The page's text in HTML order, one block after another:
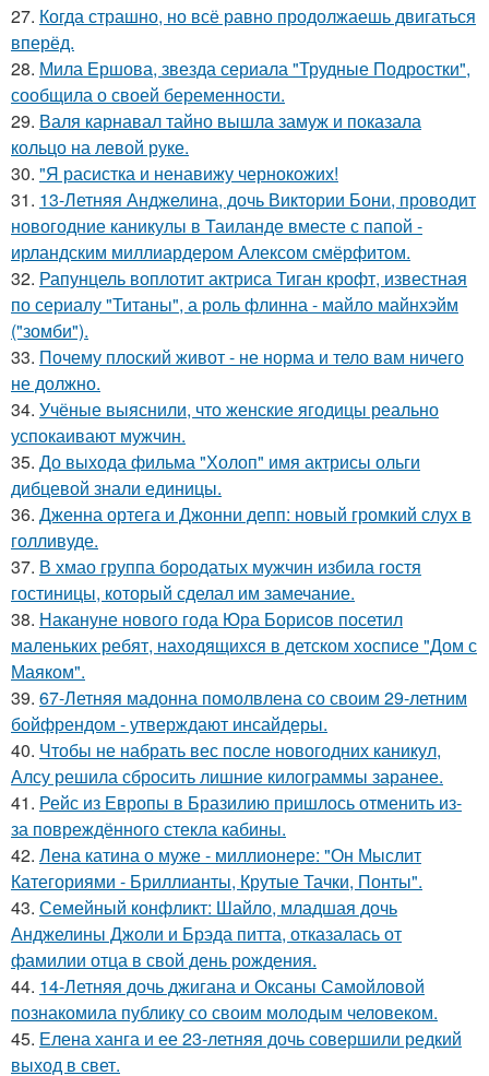
27. Когда страшно, но всё равно продолжаешь двигаться
вперёд.
28. Мила Ершова, звезда сериала "Трудные Подростки",
сообщила о своей беременности.
29. Валя карнавал тайно вышла замуж и показала
кольцо на левой руке.
30. "Я расистка и ненавижу чернокожих!
31. 13-Летняя Анджелина, дочь Виктории Бони, проводит
новогодние каникулы в Таиланде вместе с папой -
ирландским миллиардером Алексом смёрфитом.
32. Рапунцель воплотит актриса Тиган крофт, известная
по сериалу "Титаны", а роль флинна - майло майнхэйм
("зомби").
33. Почему плоский живот - не норма и тело вам ничего
не должно.
34. Учёные выяснили, что женские ягодицы реально
успокаивают мужчин.
35. До выхода фильма "Холоп" имя актрисы ольги
дибцевой знали единицы.
36. Дженна ортега и Джонни депп: новый громкий слух в
голливуде.
37. В хмао группа бородатых мужчин избила гостя
гостиницы, который сделал им замечание.
38. Накануне нового года Юра Борисов посетил
маленьких ребят, находящихся в детском хосписе "Дом с
Маяком".
39. 67-Летняя мадонна помолвлена со своим 29-летним
бойфрендом - утверждают инсайдеры.
40. Чтобы не набрать вес после новогодних каникул,
Алсу решила сбросить лишние килограммы заранее.
41. Рейс из Европы в Бразилию пришлось отменить из-
за повреждённого стекла кабины.
42. Лена катина о муже - миллионере: "Он Мыслит
Категориями - Бриллианты, Крутые Тачки, Понты".
43. Семейный конфликт: Шайло, младшая дочь
Анджелины Джоли и Брэда питта, отказалась от
фамилии отца в свой день рождения.
44. 14-Летняя дочь джигана и Оксаны Самойловой
познакомила публику со своим молодым человеком.
45. Елена ханга и ее 23-летняя дочь совершили редкий
выход в свет.